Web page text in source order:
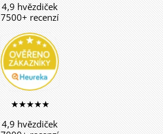
4,9 hvězdiček
7500+ recenzí
★★★★★
4,9 hvězdiček